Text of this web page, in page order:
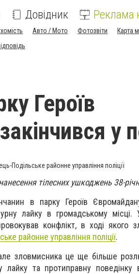
Довідник Реклама
Авто / Мото Фотозвіти Карта
Героїв
у
Подільське районне управління поліції
тілесних ушкоджень 38-
в парку Героїв
лайку в громадському місці.
конфлікт, в ході якого
районне управління поліції.
але зловмисника це ще більше
лайку та протиправну поведінку